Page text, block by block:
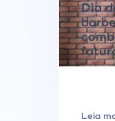
Dia
Leia